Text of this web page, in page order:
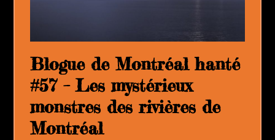
Blogue de Montréal hanté
#57 – Les mystérieux
monstres des rivières de
Montréal